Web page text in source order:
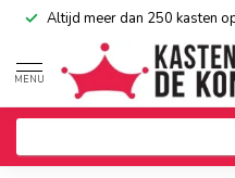
Altijd meer dan 250 kasten
MENU